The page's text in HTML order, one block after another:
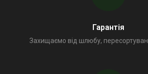
Гарантія
Захищаємо від шлюбу,